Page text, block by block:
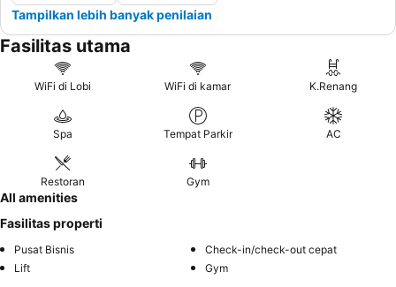
Tampilkan lebih banyak penilaian
Fasilitas utama
WiFi di Lobi WiFi di kamar K.Renang
Spa Tempat Parkir AC
Restoran Gym
All amenities
Fasilitas properti
Pusat Bisnis
Check-in/check-out cepat
Lift
Gym